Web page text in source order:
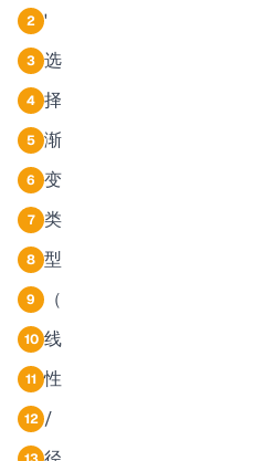
2 '
3 选
4 择
5 渐
6 变
7 类
8 型
9 （
10 线
11 性
12 /